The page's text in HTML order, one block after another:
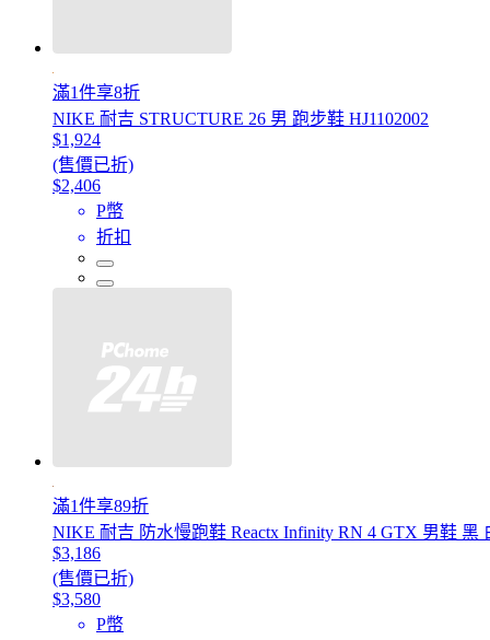
滿1件享8折
NIKE 耐吉 STRUCTURE 26 男 跑步鞋 HJ1102002
$1,924
(售價已折)
$2,406
P幣
折扣
滿1件享89折
NIKE 耐吉 防水慢跑鞋 Reactx Infinity RN 4 GTX 男鞋 黑
$3,186
(售價已折)
$3,580
P幣